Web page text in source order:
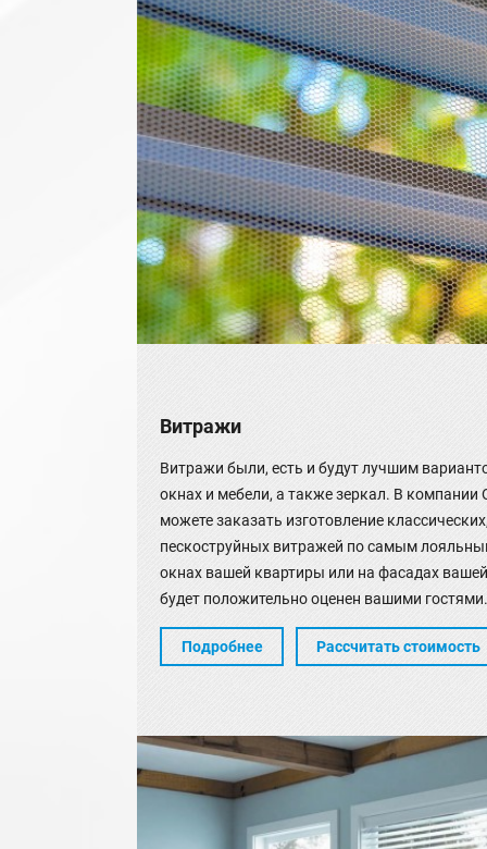
Витражи
Витражи были, есть и будут лучшим
окнах и мебели, а также зеркал. В
можете заказать изготовление
пескоструйных витражей по самым
окнах вашей квартиры или на фасадах
будет положительно оценен вашими гостями.
Подробнее Рассчитать стоимость